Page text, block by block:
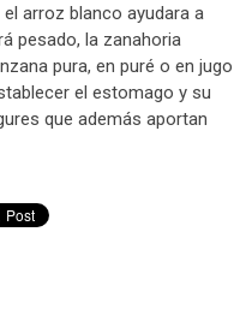
arroz blanco ayudara a
pesado, la zanahoria
pura, en puré o en jugo
el estomago y su
que además aportan